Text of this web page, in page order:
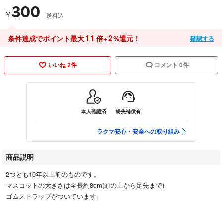
¥300 送料込
条件達成でポイント最大11 倍+2%還元！ 確認する
いいね 2件 コメント 0件
本人確認済 紛失補償有
ラクマ安心・安全への取り組み
商品説明
2つとも10年以上前のものです。
マスコットの大きさは全長約8cm(頭の上から足先まで)
ゴムストラップがついています。